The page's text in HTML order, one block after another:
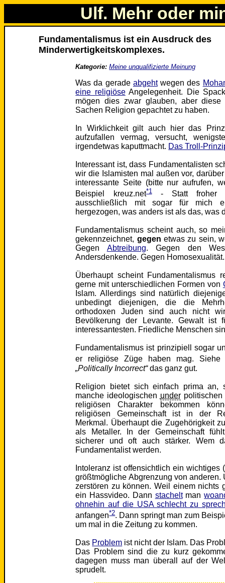
Ulf. Mehr oder
Fundamentalismus ist ein Ausdruck des
Minderwertigkeitskomplexes.
Kategorie: Meine unqualifizierte Meinung
Was da gerade abgehtwegen des
eine religiöseAngelegenheit. Die
mögen dies zwar glauben, aber
Sachen Religion gepachtet zu haben.
In Wirklichkeit gilt auch hier das
aufzufallen vermag, versucht,
irgendetwas kaputtmacht. Das Troll-
Interessant ist, dass Fundamentalisten
wir die Islamisten mal außen vor,
interessante Seite (bitte nur aufrufen,
Beispiel kreuz.net*1- Statt froher
ausschließlich mit sogar für mich
hergezogen, was anders ist als das, was
Fundamentalismus scheint auch, so
gekennzeichnet, gegen etwas zu sein,
Gegen Abtreibung. Gegen den
Andersdenkende. Gegen
Überhaupt scheint Fundamentalismus
gerne mit unterschiedlichen Formen von
Islam. Allerdings sind natürlich
unbedingt diejenigen, die die
orthodoxen Juden sind auch nicht
Bevölkerung der Levante. Gewalt
interessantesten. Friedliche Menschen
Fundamentalismus ist prinzipiell sogar
er religiöse Züge haben mag. Siehe
„Politically Incorrect“das ganz gut.
Religion bietet sich einfach prima an,
manche ideologischen underpolitischen
religiösen Charakter bekommen
religiösen Gemeinschaft ist in der
Merkmal. Überhaupt die Zugehörigkeit
als Metaller. In der Gemeinschaft
sicherer und oft auch stärker. Wem
Fundamentalist werden.
Intoleranz ist offensichtlich ein wichtiges
größtmögliche Abgrenzung von
zerstören zu können. Weil einem nichts
ein Hassvideo. Dann stacheltman
ohnehin auf die USA schlecht zu
anfangen*2. Dann springt man zum
um mal in die Zeitung zu kommen.
Das Problem ist nicht der Islam. Das
Das Problem sind die zu kurz
dagegen muss man überall auf der
sprudelt.